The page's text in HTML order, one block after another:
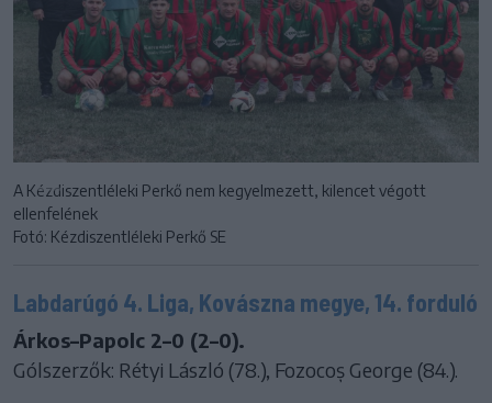
A Kézdiszentléleki Perkő nem kegyelmezett, kilencet végott
ellenfelének
Fotó: Kézdiszentléleki Perkő SE
Labdarúgó 4. Liga, Kovászna megye, 14. forduló
Árkos–Papolc 2–0 (2–0).
Gólszerzők: Rétyi László (78.), Fozocoș George (84.).